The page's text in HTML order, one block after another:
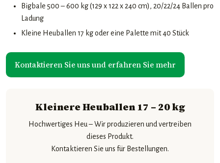
Bigbale 500 – 600 kg (129 x 122 x 240 cm), 20/22/24 Ballen pro
Ladung
Kleine Heuballen 17 kg oder eine Palette mit 40 Stück
​Kontaktieren Sie uns und erfahren Sie mehr
Kleinere Heuballen 17 – 20 kg
Hochwertiges Heu – Wir produzieren und vertreiben
dieses Produkt.
Kontaktieren Sie uns für Bestellungen.